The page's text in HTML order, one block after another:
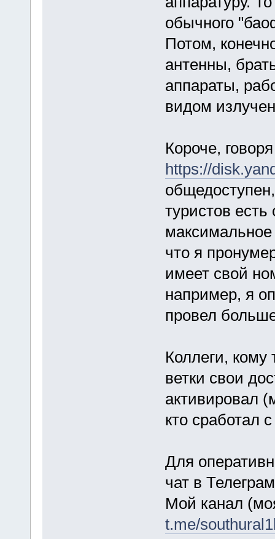
обычного
Потом,
антенны,
аппараты,
видом
Короче,
https://
туристов
что я
имеет свой
например, я
провел
Коллеги,
ветки свои
активировал
кто сработал
Для
чат в
Мой канал
t.me/